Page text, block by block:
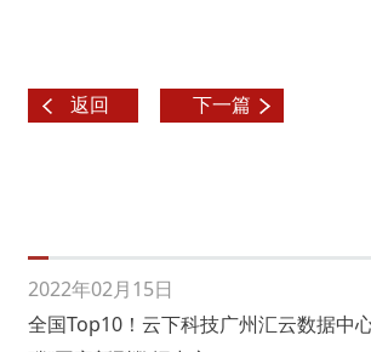
返回 下一篇
2022年02月15日
全国Top10！云下科技广州汇云数据中